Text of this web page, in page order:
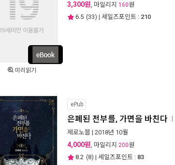
미리읽기
3,300원, 마일리지 160원
6.5 (33) | 세일즈포인트 : 210
ePub
은폐된 전부를, 가면을 바친다
제로노블 | 2018년 10월
4,000원, 마일리지 200원
8.2 (8) | 세일즈포인트 : 83